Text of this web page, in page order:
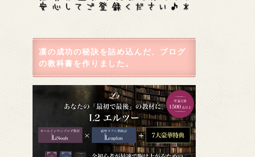
凛の成功の秘訣を詰め込んだ、ブログ
の教科書を作りました。